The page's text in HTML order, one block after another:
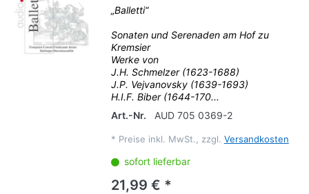
„Balletti“
Sonaten und Serenaden am Hof zu
Kremsier
Werke von
J.H. Schmelzer (1623-1688)
J.P. Vejvanovsky (1639-1693)
H.I.F. Biber (1644-170...
Art.-Nr.
AUD 705 0369-2
* Preise inkl. MwSt., zzgl. Versandkosten
sofort lieferbar
21,99 € *